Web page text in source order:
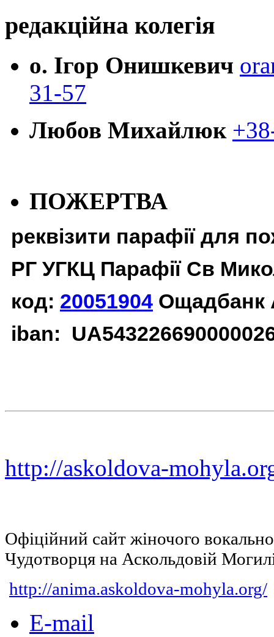
редакційна колегія
о. Ігор Онишкевич
31-57
Любов Михайлюк
ПОЖЕРТВА
реквізити парафії для
РГ УГКЦ Парафії Св
код: 20051904 Ощадбанк
iban:
http://askoldova-
Офіційний сайт жіночого
Чудотворця на Аскольдовій
http://anima.askoldova-mohyla.org/
E-mail